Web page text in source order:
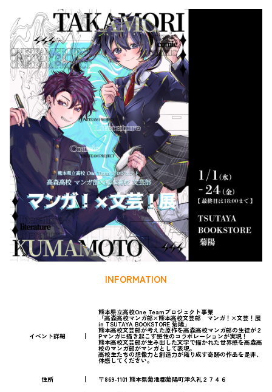
INFORMATION
イベント詳細
熊本県立高校One Teamプロジェクト事業
「高森高校マンガ部×熊本高校文芸部 マンガ！×文芸！展
in TSUTAYA BOOKSTORE 菊陽」
熊本高校文芸部が考えた原作を高森高校マンガ部の生徒が２
Pマンガに描き起こす感性のコラボレーションが実現！
熊本高校文芸部が生み出した文字で描かれた世界感を高森高
校のマンガ部がマンガとして表現。
高校生たちの想像力と創造力が織り成す奇跡の作品を是非、
体感してください。
住所 〒869-1101 熊本県菊池郡菊陽町津久礼２７４６